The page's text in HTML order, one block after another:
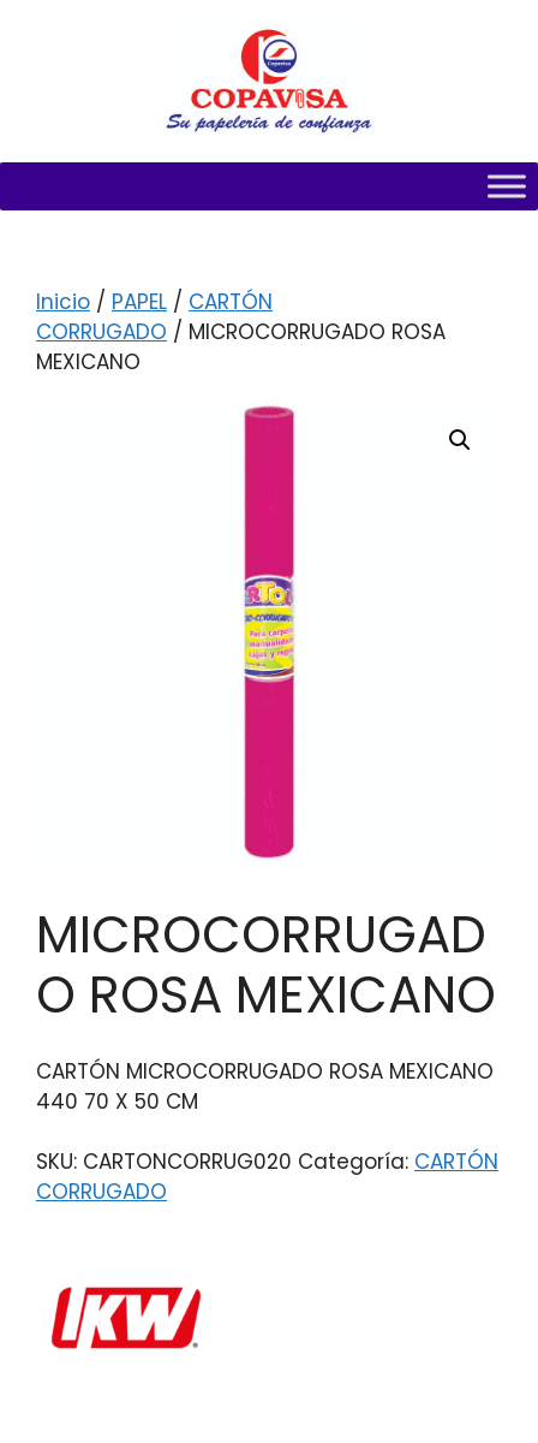
Inicio / PAPEL / CARTÓN
CORRUGADO / MICROCORRUGADO ROSA
MEXICANO
MICROCORRUGAD
O ROSA MEXICANO
CARTÓN MICROCORRUGADO ROSA MEXICANO
440 70 X 50 CM
SKU: CARTONCORRUG020 Categoría: CARTÓN
CORRUGADO